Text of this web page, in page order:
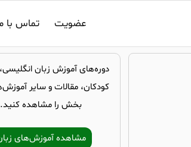
عضویت تماس با
دوره‌های آموزش زبان
کودکان، مقالات و سایر
بخش را مشاهده کنید.
مشاهده آموزش‌های